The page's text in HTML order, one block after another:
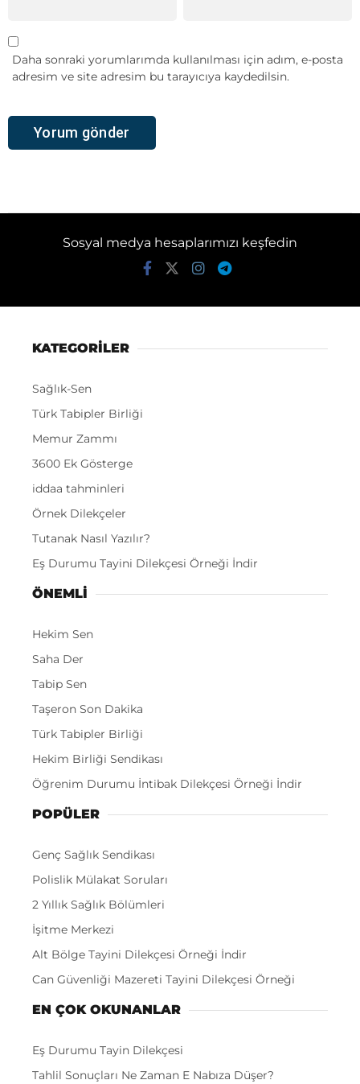
Daha sonraki yorumlarımda kullanılması için adım, e-posta
adresim ve site adresim bu tarayıcıya kaydedilsin.
Sosyal medya hesaplarımızı keşfedin
KATEGORİLER
Sağlık-Sen
Türk Tabipler Birliği
Memur Zammı
3600 Ek Gösterge
iddaa tahminleri
Örnek Dilekçeler
Tutanak Nasıl Yazılır?
Eş Durumu Tayini Dilekçesi Örneği İndir
ÖNEMLI
Hekim Sen
Saha Der
Tabip Sen
Taşeron Son Dakika
Türk Tabipler Birliği
Hekim Birliği Sendikası
Öğrenim Durumu İntibak Dilekçesi Örneği İndir
POPÜLER
Genç Sağlık Sendikası
Polislik Mülakat Soruları
2 Yıllık Sağlık Bölümleri
İşitme Merkezi
Alt Bölge Tayini Dilekçesi Örneği İndir
Can Güvenliği Mazereti Tayini Dilekçesi Örneği
EN ÇOK OKUNANLAR
Eş Durumu Tayin Dilekçesi
Tahlil Sonuçları Ne Zaman E Nabıza Düşer?